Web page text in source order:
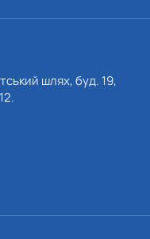
шлях, буд. 19,